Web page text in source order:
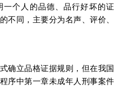
个人的品德、品行好坏的证
不同，主要分为名声、评价、
确立品格证据规则，但在我国
序中第一章未成年人刑事案件